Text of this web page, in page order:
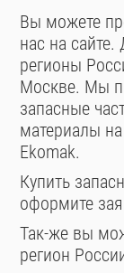
Вы можете
нас на
регионы
Москве. Мы
запасные
материалы
Ekomak.
Купить
оформите
Так-же вы
регион